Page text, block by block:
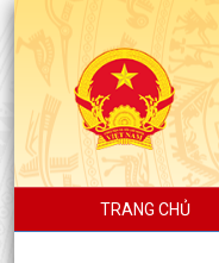
TRANG CHỦ